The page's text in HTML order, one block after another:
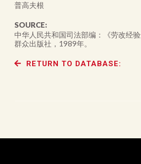
普高夫根
SOURCE:
中华人民共和国司法部编：《劳改经
群众出版社，1989年。
RETURN TO DATABASE: